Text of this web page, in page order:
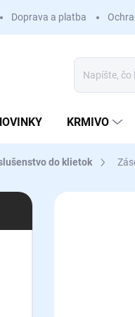
Doprava a platba
KRMIVO
do klietok